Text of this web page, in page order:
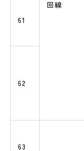
回線
61
62
63